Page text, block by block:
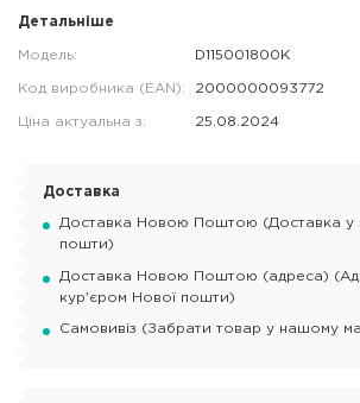
Детальніше
Модель: D115001800K
Код виробника (EAN): 2000000093772
Ціна актуальна з: 25.08.2024
Доставка
Доставка Новою Поштою (Доставка у
пошти)
Доставка Новою Поштою (адреса)
кур'єром Нової пошти)
Самовивіз (Забрати товар у нашому